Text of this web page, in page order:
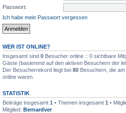
Passwort:
Ich habe mein Passwort vergessen
WER IST ONLINE?
Insgesamt sind 0 Besucher online :: 0 sichtbare
Gäste (basierend auf den aktiven Besuchern der
Der Besucherrekord liegt bei 80 Besuchern, die
online waren.
STATISTIK
Beiträge insgesamt 1 • Themen insgesamt 1 •
Mitglied: Bernardver